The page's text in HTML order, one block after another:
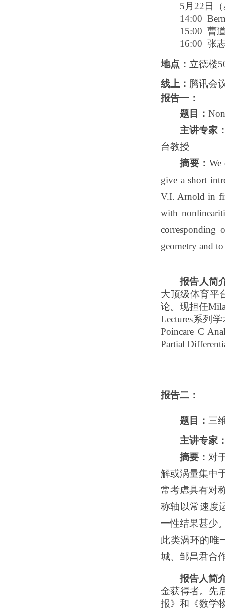
5月 22 日
14:00
15:00 曹
16:00 张
地点： 立德楼
线上： 腾讯会
报告一：
题目：
主讲专家
台教授
摘要：We
give a short
V.I. Arnold in
with
corresponding
geometry and
报告人简
大顶级体育平
论。现担任
Lectures系列
Poincare C
Partial
报告二：
题目： 三
主讲专家
摘要：对
解或涡量集中
常考虑具有对
称轴以常速度
一性结果甚少
此类涡环的唯
城、邹昌君合
报告人简
金获得者。先
报》和《数学